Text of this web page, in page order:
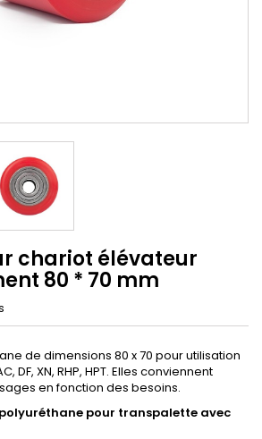
chariot élévateur
80 * 70 mm
de dimensions 80 x 70 pour utilisation
DF, XN, RHP, HPT. Elles conviennent
en fonction des besoins.
pour transpalette avec